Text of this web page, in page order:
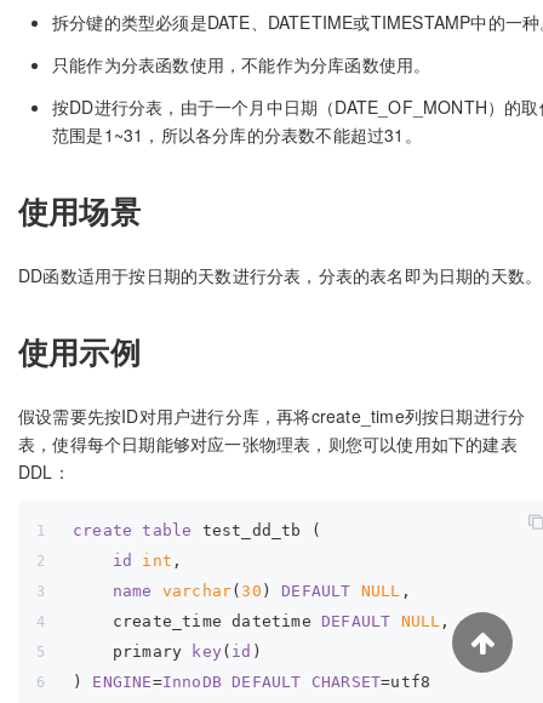
拆分键的类型必须是DATE、DATETIME或TIMESTAMP中的一
只能作为分表函数使用，不能作为分库函数使用。
按DD进行分表，由于一个月中日期（DATE_OF_MONTH）的取
范围是1~31，所以各分库的分表数不能超过31。
使用场景
DD函数适用于按日期的天数进行分表，分表的表名即为日期的天数。
使用示例
假设需要先按ID对用户进行分库，再将create_time列按日期进行分
表，使得每个日期能够对应一张物理表，则您可以使用如下的建表
DDL：
create table test_dd_tb (
id
int ,
name
varchar(30 ) DEFAULT NULL ,
    create_time datetime
DEFAULT NULL ,
    primary
key ( id )
) ENGINE=InnoDB DEFAULT CHARSET=utf8